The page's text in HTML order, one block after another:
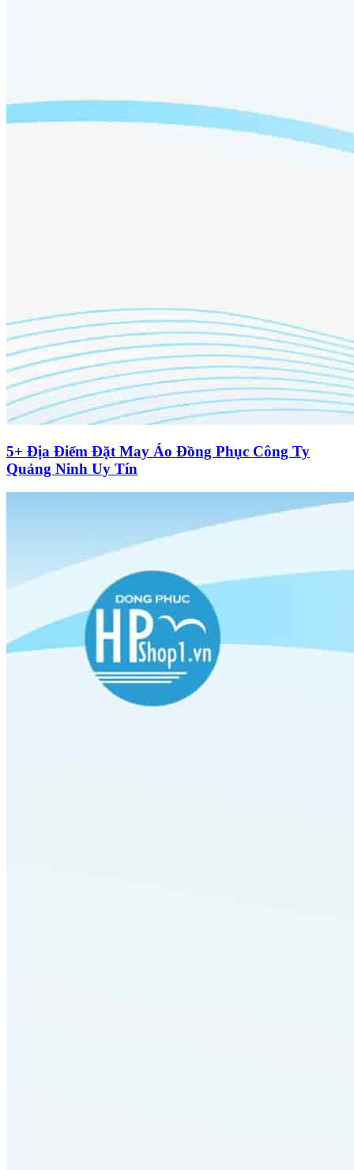
5+ Địa Điểm Đặt May Áo Đồng Phục Công Ty
Quảng Ninh Uy Tín